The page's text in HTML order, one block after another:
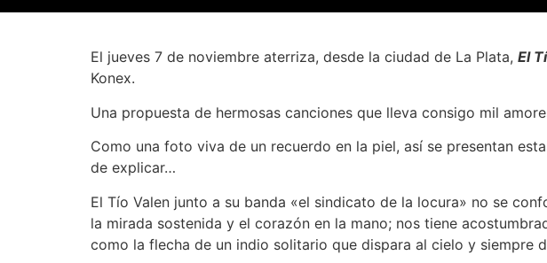
El jueves 7 de noviembre aterriza, desde la ciudad de La Plata, El
Konex.
Una propuesta de hermosas canciones que lleva consigo mil
Como una foto viva de un recuerdo en la piel, así se presentan
de explicar…
El Tío Valen junto a su banda «el sindicato de la locura» no se
la mirada sostenida y el corazón en la mano; nos tiene
como la flecha de un indio solitario que dispara al cielo y siempre